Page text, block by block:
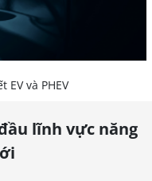
và PHEV
lĩnh vực năng